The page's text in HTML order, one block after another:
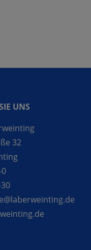
UNS
32